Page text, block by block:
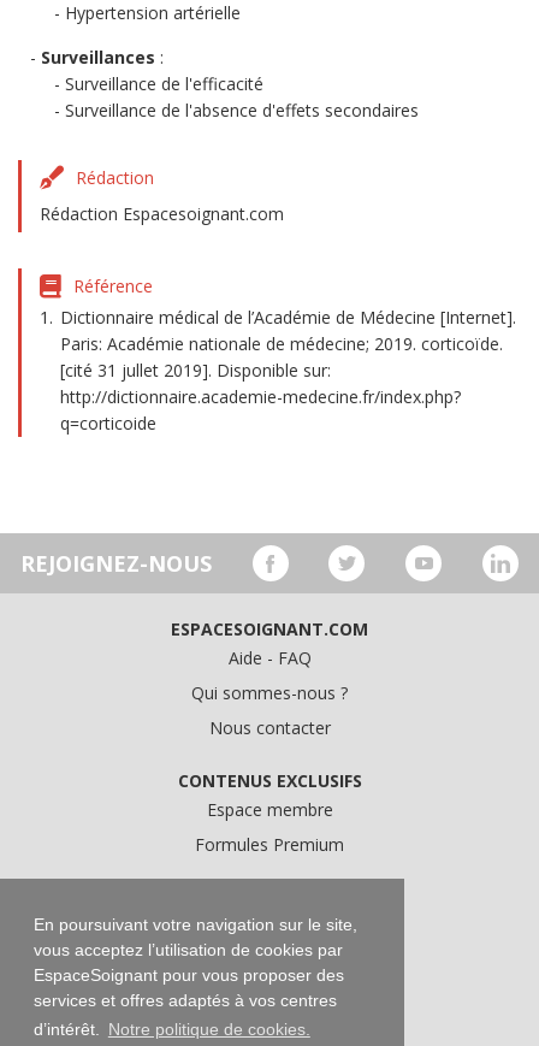
En poursuivant votre navigation sur le site,
vous acceptez l’utilisation de cookies par
EspaceSoignant pour vous proposer des
services et offres adaptés à vos centres
d’intérêt.
Notre politique de cookies.
Hypertension artérielle
Surveillances :
Surveillance de l'efficacité
Surveillance de l'absence d'effets secondaires
Rédaction
Rédaction Espacesoignant.com
Référence
Dictionnaire médical de l’Académie de Médecine [Internet].
Paris: Académie nationale de médecine; 2019. corticoïde.
[cité 31 jullet 2019]. Disponible sur:
http://dictionnaire.academie-medecine.fr/index.php?
q=corticoide
REJOIGNEZ-NOUS
ESPACESOIGNANT.COM
Aide - FAQ
Qui sommes-nous ?
Nous contacter
CONTENUS EXCLUSIFS
Espace membre
Formules Premium
Conditions Générales d'Utilisation
Données personnelles
Conditions Générales de Vente
Mentions légales